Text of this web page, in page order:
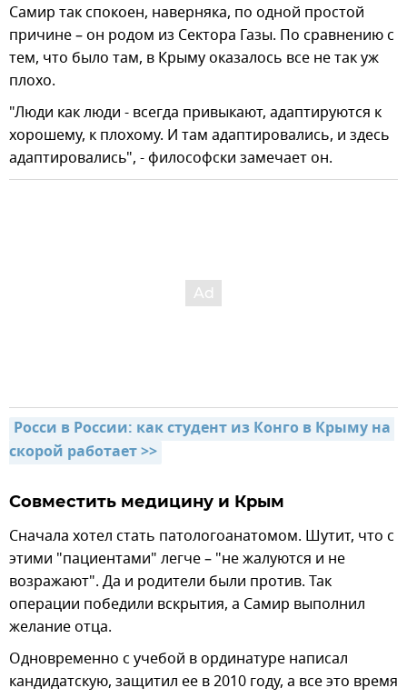
Самир так спокоен, наверняка, по одной простой
причине – он родом из Сектора Газы. По сравнению с
тем, что было там, в Крыму оказалось все не так уж
плохо.
"Люди как люди - всегда привыкают, адаптируются к
хорошему, к плохому. И там адаптировались, и здесь
адаптировались", - философски замечает он.
Росси в России: как студент из Конго в Крыму на
скорой работает >>
Совместить медицину и Крым
Сначала хотел стать патологоанатомом. Шутит, что с
этими "пациентами" легче – "не жалуются и не
возражают". Да и родители были против. Так
операции победили вскрытия, а Самир выполнил
желание отца.
Одновременно с учебой в ординатуре написал
кандидатскую, защитил ее в 2010 году, а все это время